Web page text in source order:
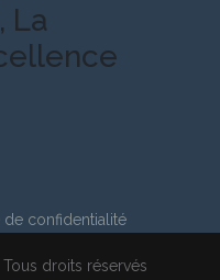
La
de confidentialité
droits réservés